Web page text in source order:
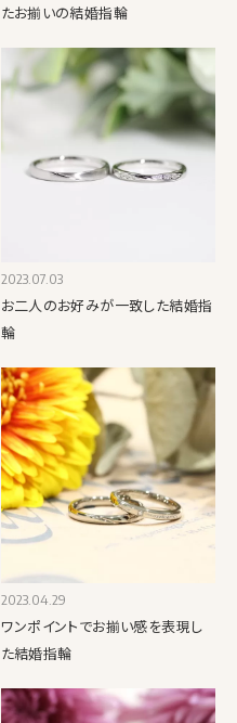
たお揃いの結婚指輪
2023.07.03
お二人のお好みが一致した結婚指
輪
2023.04.29
ワンポイントでお揃い感を表現し
た結婚指輪